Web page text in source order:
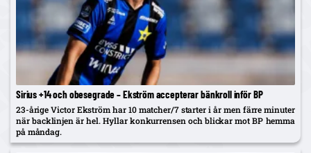
Sirius +14 och obesegrade – Ekström accepterar bänkroll inför BP
23-årige Victor Ekström har 10 matcher/7 starter i år men färre minuter
när backlinjen är hel. Hyllar konkurrensen och blickar mot BP hemma
på måndag.